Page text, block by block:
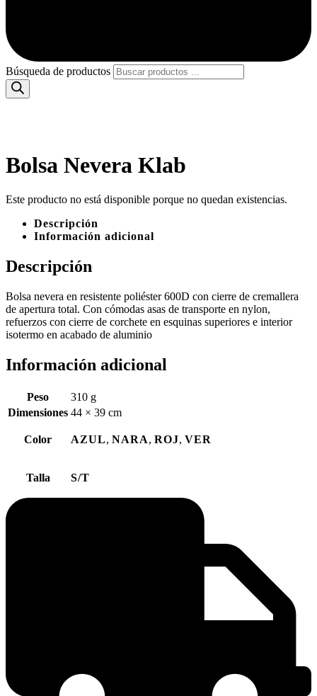
Búsqueda de productos
Bolsa Nevera Klab
Este producto no está disponible porque no quedan existencias.
Descripción
Información adicional
Descripción
Bolsa nevera en resistente poliéster 600D con cierre de cremallera
de apertura total. Con cómodas asas de transporte en nylon,
refuerzos con cierre de corchete en esquinas superiores e interior
isotermo en acabado de aluminio
Información adicional
Peso
310 g
Dimensiones 44 × 39 cm
Color AZUL, NARA, ROJ, VER
Talla S/T